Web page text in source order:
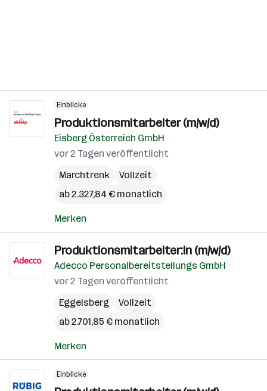
Einblicke
Produktionsmitarbeiter (m/w/d)
Eisberg Österreich GmbH
vor 2 Tagen veröffentlicht
Marchtrenk
Vollzeit
ab 2.327,84 € monatlich
Merken
Produktionsmitarbeiter:in (m/w/d)
Adecco Personalbereitstellungs GmbH
vor 2 Tagen veröffentlicht
Eggelsberg
Vollzeit
ab 2.701,85 € monatlich
Merken
Einblicke